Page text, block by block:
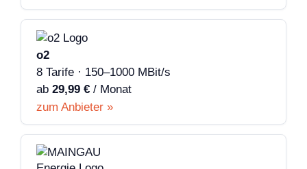
o2
8 Tarife · 150–1000 MBit/s
ab 29,99 € / Monat
zum Anbieter »